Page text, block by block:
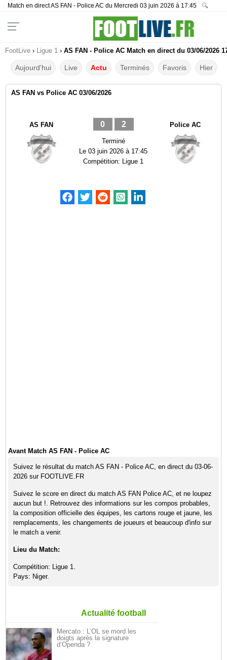
Match en direct AS FAN - Police AC du Mercredi 03 juin 2026 à 17:45 🔍
FootLive › Ligue 1 › AS FAN - Police AC Match en direct du 03/06/2026
Aujourd'hui Live Actu Terminés Favoris Hier
AS FAN vs Police AC 03/06/2026
AS FAN 0 2
Terminé
Le03 juin 2026 à 17:45
Compétition: Ligue 1
Police AC
Avant Match AS FAN - Police AC
Suivez le résultat du match AS FAN - Police AC, en direct du 03-06-
2026 sur FOOTLIVE.FR
Suivez le score en direct du match AS FAN Police AC, et ne loupez
aucun but !. Retrouvez des informations sur les compos probables,
la composition officielle des équipes, les cartons rouge et jaune, les
remplacements, les changements de joueurs et beaucoup d'info sur
le match a venir.
Lieu du Match:
Compétition: Ligue 1.
Pays: Niger.
Actualité football
Mercato : L’OL se mord les
doigts après la signature
d’Openda ?